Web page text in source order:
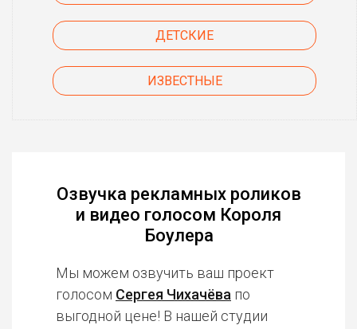
ДЕТСКИЕ
ИЗВЕСТНЫЕ
Озвучка рекламных роликов
и видео голосом Короля
Боулера
Мы можем озвучить ваш проект
голосом Сергея Чихачёва по
выгодной цене! В нашей студии